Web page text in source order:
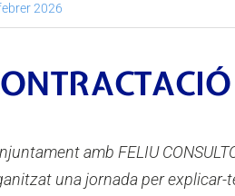
2026
amb FELIU
una jornada per